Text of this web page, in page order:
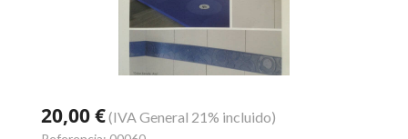
20,00 €(IVA General 21% incluido)